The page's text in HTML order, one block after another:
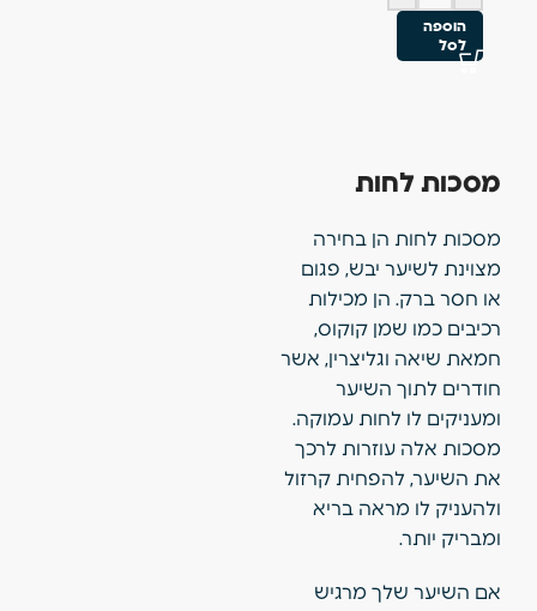
הוספה
לסל
מסכות לחות
מסכות לחות הן בחירה
מצוינת לשיער יבש, פגום
או חסר ברק. הן מכילות
רכיבים כמו שמן קוקוס,
חמאת שיאה וגליצרין, אשר
חודרים לתוך השיער
ומעניקים לו לחות עמוקה.
מסכות אלה עוזרות לרכך
את השיער, להפחית קרזול
ולהעניק לו מראה בריא
ומבריק יותר.
אם השיער שלך מרגיש